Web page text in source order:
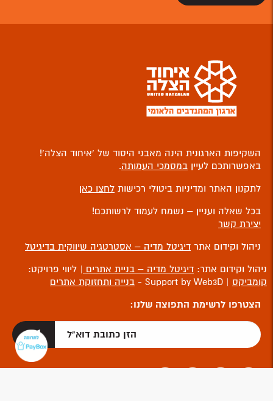
השקיפות הארגונית הינה מאבני היסוד של ‘איחוד הצלה’!
באפשרותכם לעיין במסמכי העמותה.
לתקנון האתר ומדיניות ביטולי רכישות לחצו כאן
בכל שאלה ועניין – נשמח לעמוד לרשותכם!
יצירת קשר
ניהול וקידום אתר דיגיטל מדיה – אסטרטגיה שיווקית בדיגיטל
ניהול וקידום אתר: דיגיטל מדיה – בניית אתרים | ליווי פרויקט:
קומביקס | Support by Web3D -
בנייה ותחזוקת אתרים
הצטרפו לרשימת התפוצה שלנו: